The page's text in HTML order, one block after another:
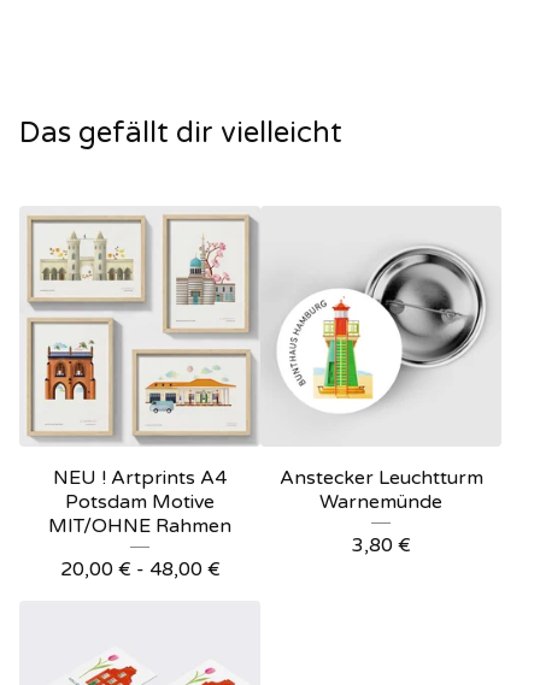
Das gefällt dir vielleicht
NEU ! Artprints A4
Potsdam Motive
MIT/OHNE Rahmen
20,00 € - 48,00 €
Anstecker Leuchtturm
Warnemünde
3,80 €